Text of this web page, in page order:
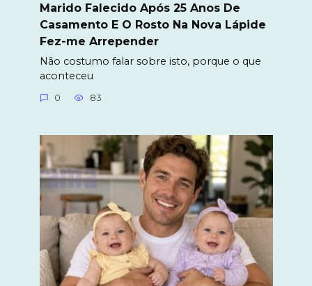
Marido Falecido Após 25 Anos De
Casamento E O Rosto Na Nova Lápide
Fez-me Arrepender
Não costumo falar sobre isto, porque o que
aconteceu
0 83